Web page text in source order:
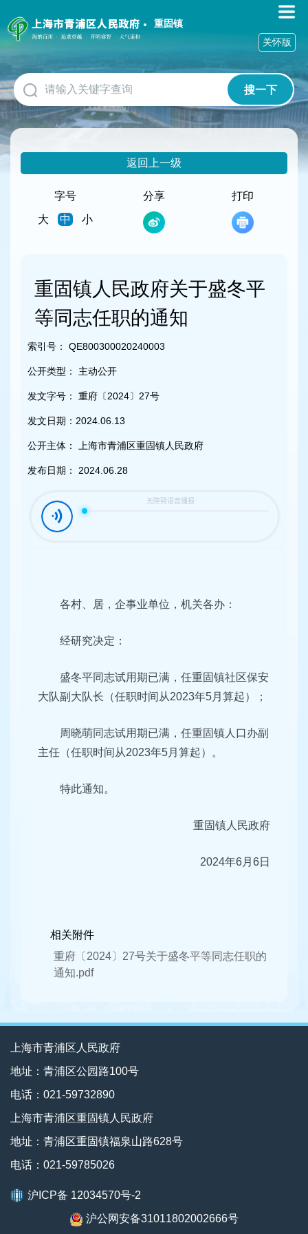
障
碍
作
说
明
跳
到
网
重固镇
搜一下
关怀版
返回上一级
字号
大
中 小
分享 打印
重固镇人民政府关于盛冬平
等同志任职的通知
索引号： QE800300020240003
公开类型： 主动公开
发文字号： 重府〔2024〕27号
发文日期： 2024.06.13
公开主体： 上海市青浦区重固镇人民政府
发布日期： 2024.06.28
各村、居，企事业单位，机关各办：
经研究决定：
盛冬平同志试用期已满，任重固镇社区保安
大队副大队长（任职时间从2023年5月算起）；
周晓萌同志试用期已满，任重固镇人口办副
主任（任职时间从2023年5月算起）。
特此通知。
重固镇人民政府
2024年6月6日
相关附件
重府〔2024〕27号关于盛冬平等同志任职的
通知.pdf
上海市青浦区人民政府
地址：青浦区公园路100号
电话：021-59732890
上海市青浦区重固镇人民政府
地址：青浦区重固镇福泉山路628号
电话：021-59785026
沪ICP备 12034570号-2
沪公网安备31011802002666号